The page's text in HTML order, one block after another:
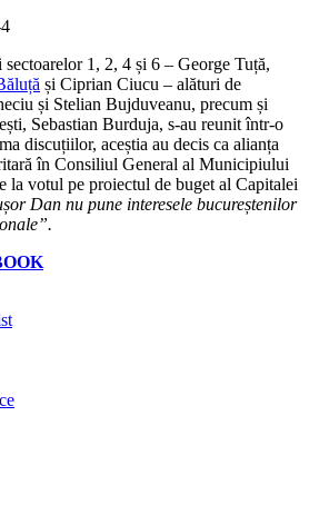
1, 2, 4 și 6 – George Tuță,
și Ciprian Ciucu – alături de
și Stelian Bujduveanu, precum și
Sebastian Burduja, s-au reunit într-o
discuțiilor, aceștia au decis ca alianța
în Consiliul General al Municipiului
la votul pe proiectul de buget al Capitalei
Dan nu pune interesele bucureștenilor